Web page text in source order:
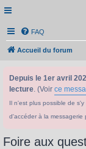
FAQ
Accueil du forum
Depuis le 1er avril
lecture. (Voir ce
Il n'est plus possible de
d'accéder à la messagerie
Foire aux